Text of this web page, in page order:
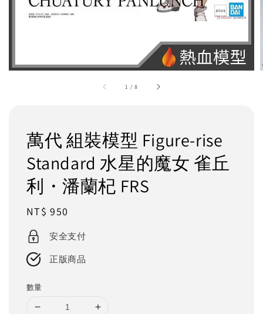
1 /8
萬代 組裝模型 Figure-rise
Standard 水星的魔女 雀丘
利・潘蘭杞 FRS
Regular
price
NT$ 950
安全支付
正版商品
數量